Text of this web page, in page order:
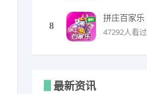
8
拼庄百家乐
47292人看过
最新资讯